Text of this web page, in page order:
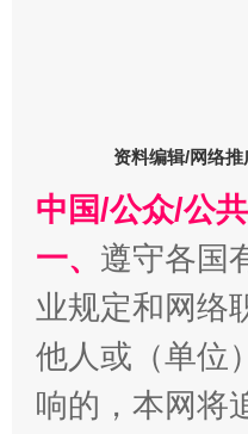
在谋一域中谋
资料编辑/网络推
中国/公众/公
一、 遵守各国
业规定和网络
他人或（单位
响的，本网将